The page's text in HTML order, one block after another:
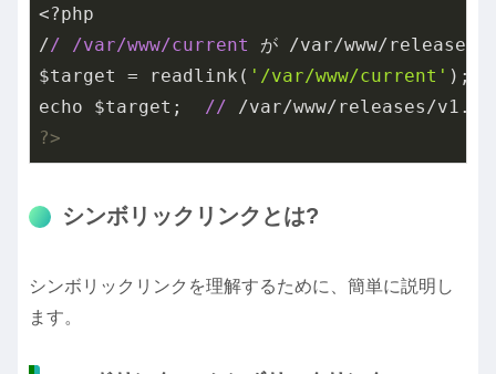
<?php
// /var/www/current
が /var/www/releases/
$target = readlink( '/var/www/current' );
echo $target; // /var/www/releases/v1.
?>
シンボリックリンクとは?
シンボリックリンクを理解するために、簡単に説明し
ます。